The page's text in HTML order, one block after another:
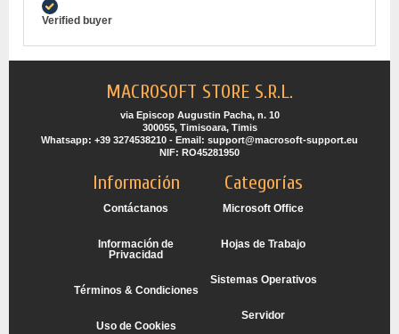
Verified buyer
MACROSOFT STORE S.R.L.
via Episcop Augustin Pacha, n. 10
300055, Timisoara, Timis
Whatsapp: +39 3274538210 - Email: support@macrosoft-support.eu
NIF: RO45281950
Información
Contáctanos
Información de
Privacidad
Términos & Condiciones
Uso de Cookies
Categorías
Microsoft Office
Hojas de Trabajo
Sistemas Operativos
Servidor